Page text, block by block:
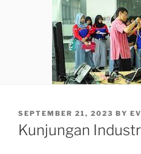
POSTED
ON
SEPTEMBER 21, 2023 BY
Kunjungan